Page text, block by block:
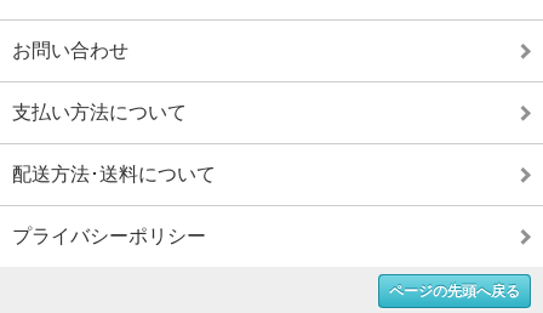
お問い合わせ
支払い方法について
配送方法･送料について
プライバシーポリシー
ページの先頭へ戻る